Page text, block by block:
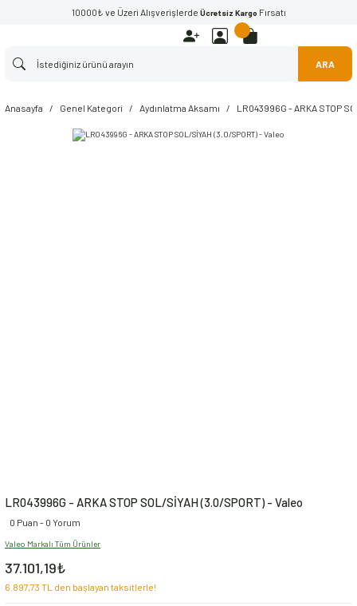
10000₺ ve Üzeri Alışverişlerde Ücretsiz Kargo Fırsatı
ARA
Anasayfa Genel Kategori Aydınlatma Aksamı LR043996G - ARKA STOP
LR043996G - ARKA STOP SOL/SİYAH (3.0/SPORT) - Valeo
0 Puan - 0 Yorum
Valeo Markalı Tüm Ürünler
37.101,19₺
6.897,73 TL den başlayan taksitlerle!